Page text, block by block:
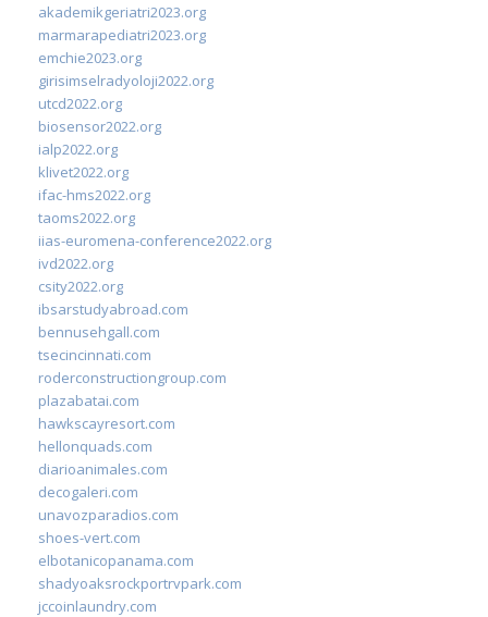
akademikgeriatri2023.org
marmarapediatri2023.org
emchie2023.org
girisimselradyoloji2022.org
utcd2022.org
biosensor2022.org
ialp2022.org
klivet2022.org
ifac-hms2022.org
taoms2022.org
iias-euromena-conference2022.org
ivd2022.org
csity2022.org
ibsarstudyabroad.com
bennusehgall.com
tsecincinnati.com
roderconstructiongroup.com
plazabatai.com
hawkscayresort.com
hellonquads.com
diarioanimales.com
decogaleri.com
unavozparadios.com
shoes-vert.com
elbotanicopanama.com
shadyoaksrockportrvpark.com
jccoinlaundry.com